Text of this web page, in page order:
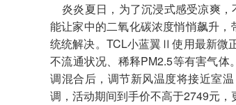
炎炎夏日，为了沉浸式感受凉爽，
能让家中的二氧化碳浓度悄悄飙升
统统解决。TCL小蓝翼Ⅱ使用最新微
不流通状况、稀释PM2.5等有害气
调混合后，调节新风温度将接近室
调，活动期间到手价不高于2749元